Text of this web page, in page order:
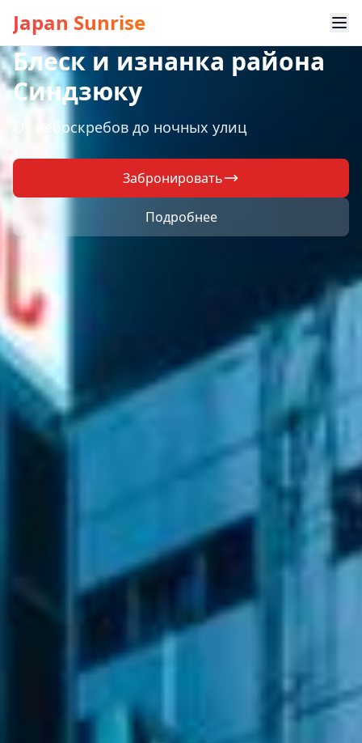
Japan Sunrise
Блеск и изнанка района
Синдзюку
От небоскребов до ночных улиц
Забронировать
Подробнее